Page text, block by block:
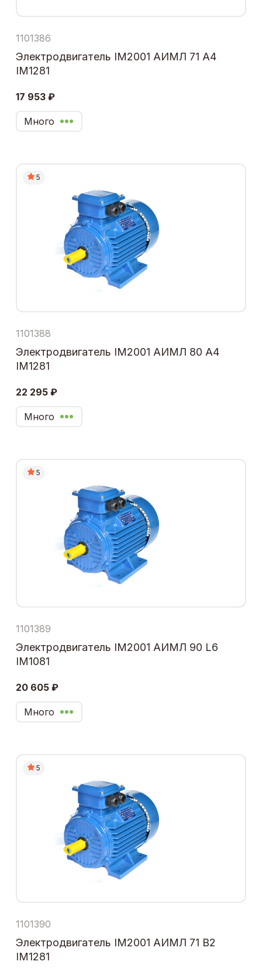
1101386
Электродвигатель IM2001 АИМЛ 71 А4
IM1281
17 953 ₽
Много
5
1101388
Электродвигатель IM2001 АИМЛ 80 А4
IM1281
22 295 ₽
Много
5
1101389
Электродвигатель IM2001 АИМЛ 90 L6
IM1081
20 605 ₽
Много
5
1101390
Электродвигатель IM2001 АИМЛ 71 В2
IM1281